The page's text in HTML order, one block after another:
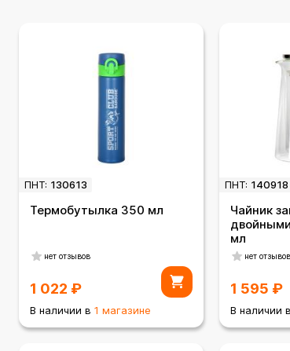
ПНТ: 130613
Термобутылка 350 мл
нет отзывов
1 022 ₽
В наличии в 1 магазине
ПНТ: 140918
Чайник
мл
нет отзывов
1 595 ₽
В наличии в